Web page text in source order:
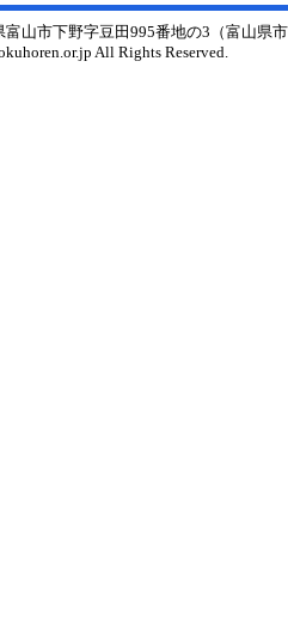
富山市下野字豆田995番地の3（富山県
All Rights Reserved.